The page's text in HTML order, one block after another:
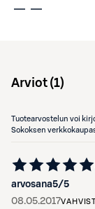
Arviot (1)
Tuotearvostelun voi
Sokoksen
arvosana5/5
08.05.2017